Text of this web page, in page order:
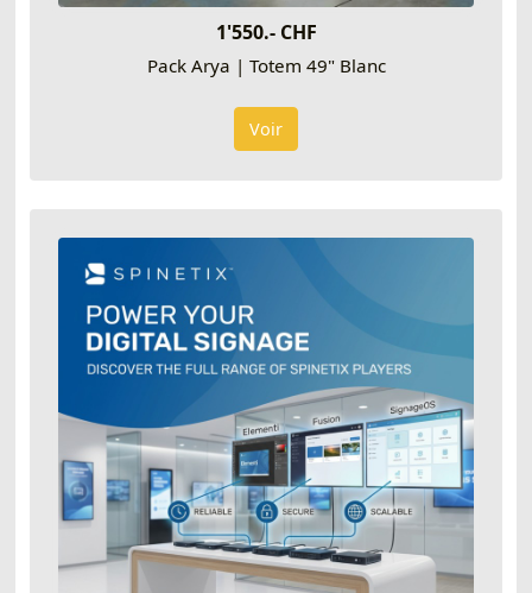
1'550.- CHF
Pack Arya | Totem 49" Blanc
Voir